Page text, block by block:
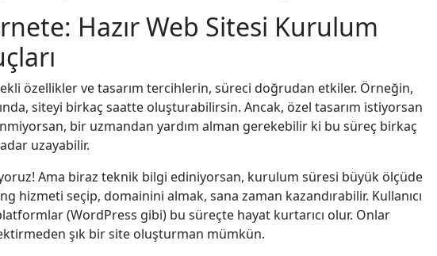
Hazır Web Sitesi Kurulum
özellikler ve tasarım tercihlerin, süreci doğrudan etkiler. Örneğin,
siteyi birkaç saatte oluşturabilirsin. Ancak, özel tasarım istiyorsan
bir uzmandan yardım alman gerekebilir ki bu süreç birkaç
uzayabilir.
Ama biraz teknik bilgi ediniyorsan, kurulum süresi büyük ölçüde
hizmeti seçip, domainini almak, sana zaman kazandırabilir. Kullanıcı
(WordPress gibi) bu süreçte hayat kurtarıcı olur. Onlar
şık bir site oluşturman mümkün.